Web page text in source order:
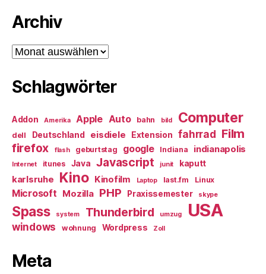
Archiv
Archiv
Schlagwörter
Addon Amerika Apple Auto bahn bild Computer
dell Deutschland eisdiele Extension fahrrad Film
firefox flash geburtstag google Indiana indianapolis
Internet itunes Java Javascript junit kaputt
karlsruhe Kino Kinofilm Laptop last.fm Linux
Microsoft Mozilla PHP Praxissemester skype
Spass system Thunderbird umzug USA
windows wohnung Wordpress Zoll
Meta